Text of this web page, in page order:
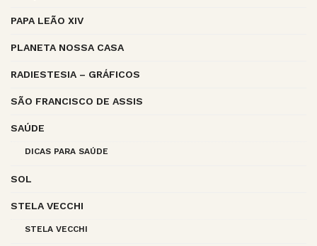
PAPA LEÃO XIV
PLANETA NOSSA CASA
RADIESTESIA – GRÁFICOS
SÃO FRANCISCO DE ASSIS
SAÚDE
DICAS PARA SAÚDE
SOL
STELA VECCHI
STELA VECCHI